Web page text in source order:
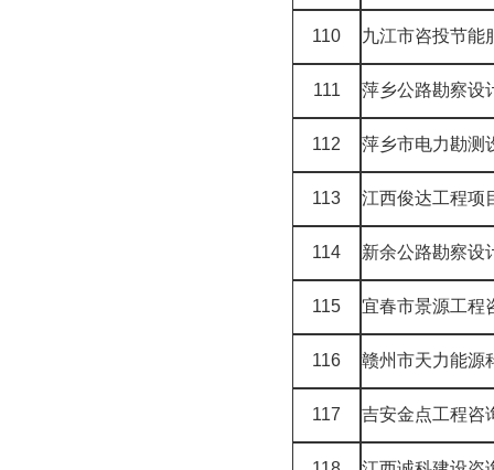
110 九江市咨投节能
111 萍乡公路勘察设
112 萍乡市电力勘测
113 江西俊达工程项
114 新余公路勘察设
115 宜春市景源工程
116 赣州市天力能源
117 吉安金点工程咨